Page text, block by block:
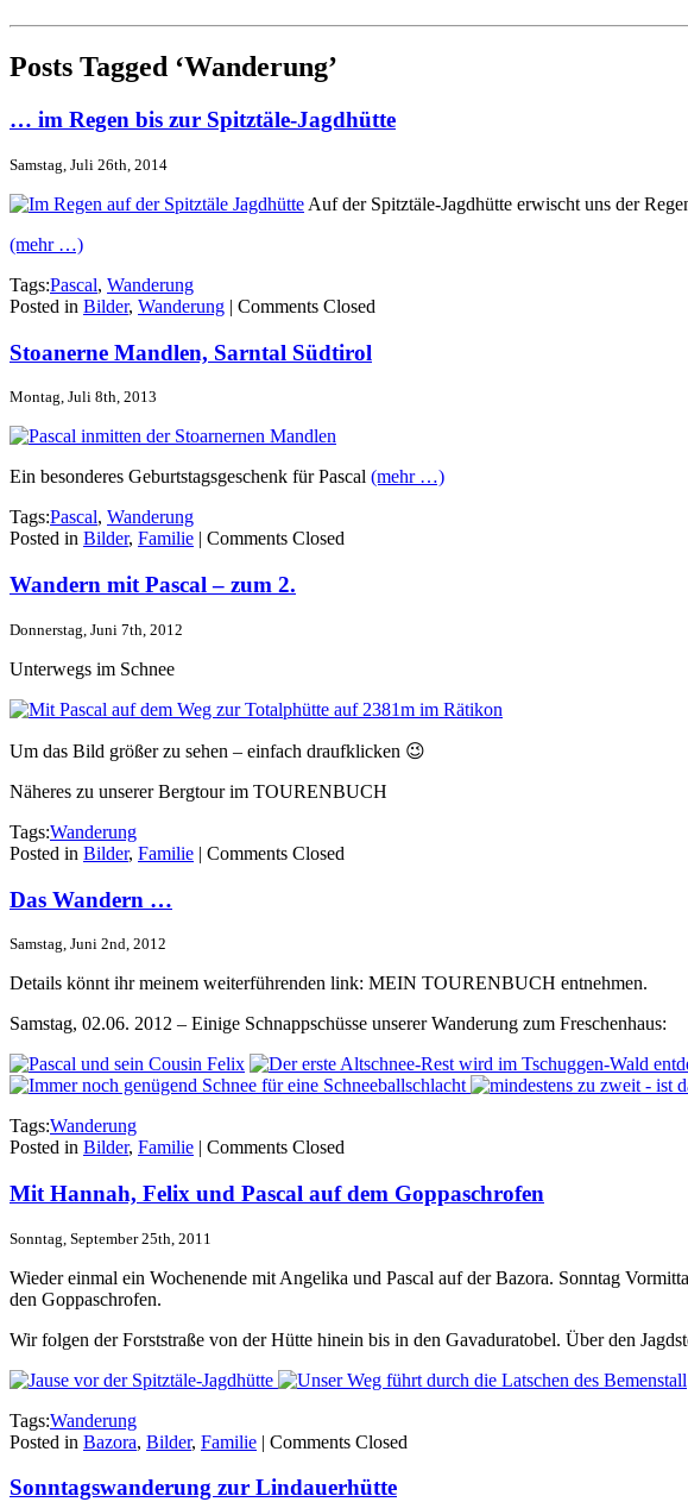
Posts Tagged ‘Wanderung’
… im Regen bis zur Spitztäle-Jagdhütte
Samstag, Juli 26th, 2014
Auf der Spitztäle-Jagdhütte erwischt uns der
(mehr …)
Tags:Pascal, Wanderung
Posted in Bilder, Wanderung | Comments Closed
Stoanerne Mandlen, Sarntal Südtirol
Montag, Juli 8th, 2013
Ein besonderes Geburtstagsgeschenk für Pascal (mehr …)
Tags:Pascal, Wanderung
Posted in Bilder, Familie | Comments Closed
Wandern mit Pascal – zum 2.
Donnerstag, Juni 7th, 2012
Unterwegs im Schnee
Um das Bild größer zu sehen – einfach draufklicken 😉
Näheres zu unserer Bergtour im TOURENBUCH
Tags:Wanderung
Posted in Bilder, Familie | Comments Closed
Das Wandern …
Samstag, Juni 2nd, 2012
Details könnt ihr meinem weiterführenden link: MEIN TOURENBUCH entnehmen.
Samstag, 02.06. 2012 – Einige Schnappschüsse unserer Wanderung zum Freschenhaus:
Tags:Wanderung
Posted in Bilder, Familie | Comments Closed
Mit Hannah, Felix und Pascal auf dem Goppaschrofen
Sonntag, September 25th, 2011
Wieder einmal ein Wochenende mit Angelika und Pascal auf der Bazora. Sonntag
den Goppaschrofen.
Wir folgen der Forststraße von der Hütte hinein bis in den Gavaduratobel. Über den
Tags:Wanderung
Posted in Bazora, Bilder, Familie | Comments Closed
Sonntagswanderung zur Lindauerhütte